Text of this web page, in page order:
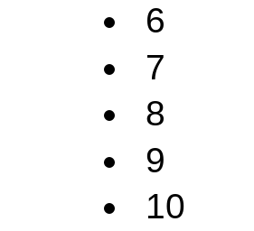
6
7
8
9
10